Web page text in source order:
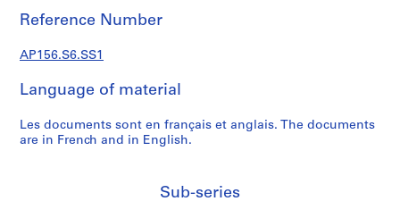
e
p
n
e
Reference Number
AP156.S6.SS1
Language of material
Les documents sont en français et anglais. The documents
are in French and in English.
Sub-series